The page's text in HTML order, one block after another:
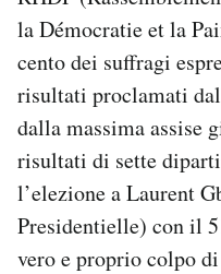
la Démocratie et la
cento dei suffragi
risultati proclamati
dalla massima assise
risultati di sette
l’elezione a Laurent
Presidentielle) con il
vero e proprio colpo